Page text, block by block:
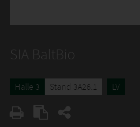
SIA BaltBio
Halle 3 Stand 3A26.1 LV